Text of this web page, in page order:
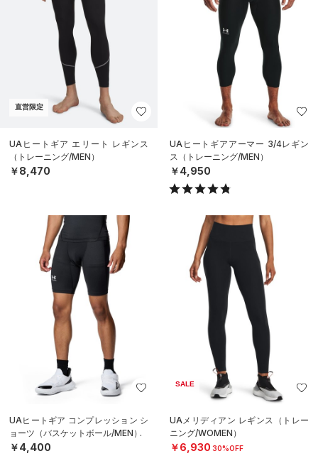
直営限定
UAヒートギア エリート レギンス
（トレーニング/MEN）
￥8,470
UAヒートギアアーマー 3/4レギン
ス（トレーニング/MEN）
￥4,950
UAヒートギア コンプレッション シ
ョーツ（バスケットボール/MEN）
￥4,400
SALE
UAメリディアン レギンス（トレー
ニング/WOMEN）
￥6,930 30%OFF